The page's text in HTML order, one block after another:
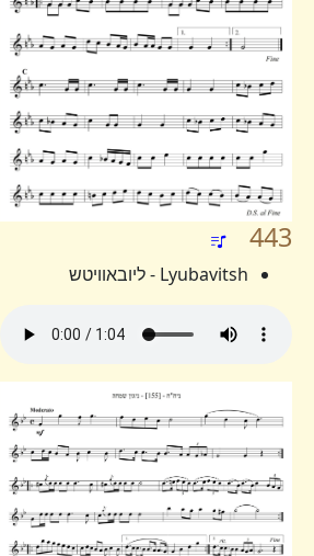
443
Lyubavitsh - ליובאוויטש